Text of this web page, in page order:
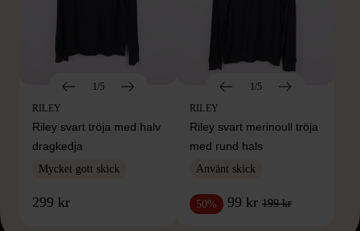
1/5
RILEY
Riley svart tröja med halv
dragkedja
Mycket gott skick
299 kr
1/5
RILEY
Riley svart merinoull tröja
med rund hals
Använt skick
50% 99 kr 199 kr